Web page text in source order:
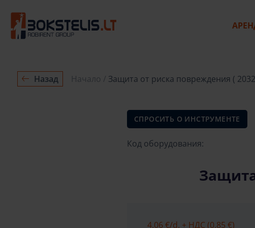
Назад Начало Защита от риска повреждения (
СПРОСИТЬ О ИНСТРУМЕНТЕ
Код оборудования:
4.06 €/d. + НДС (0.85 €)